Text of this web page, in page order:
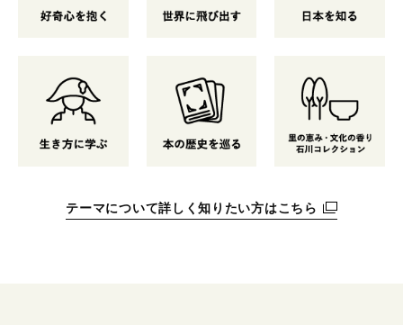
テーマについて詳しく知りたい方はこちら